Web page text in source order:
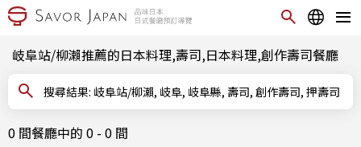
岐阜站/柳瀨推薦的日本料理,壽司,日本料理,創作壽司餐廳
搜尋結果: 岐阜站/柳瀨, 岐阜, 岐阜縣, 壽司, 創作壽司, 押壽司
0 間餐廳中的 0 - 0 間